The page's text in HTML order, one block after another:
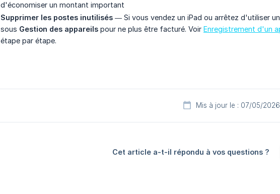
d'économiser un montant important
Supprimer les postes inutilisés — Si vous vendez un iPad ou arrêtez d'utiliser
sous Gestion des appareils pour ne plus être facturé. Voir Enregistrement d'un
étape par étape.
Mis à jour le : 07/05/2026
Cet article a-t-il répondu à vos questions ?